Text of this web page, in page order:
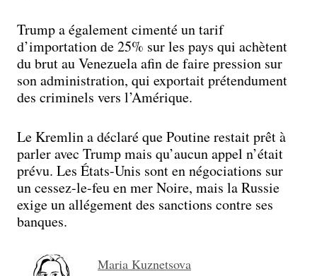
Trump a également cimenté un tarif
d’importation de 25% sur les pays qui achètent
du brut au Venezuela afin de faire pression sur
son administration, qui exportait prétendument
des criminels vers l’Amérique.
Le Kremlin a déclaré que Poutine restait prêt à
parler avec Trump mais qu’aucun appel n’était
prévu. Les États-Unis sont en négociations sur
un cessez-le-feu en mer Noire, mais la Russie
exige un allégement des sanctions contre ses
banques.
Maria Kuznetsova